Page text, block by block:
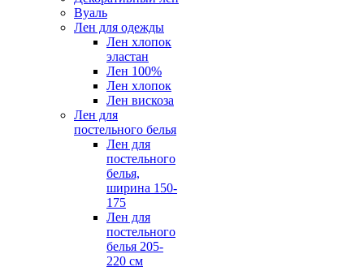
Вуаль
Лен для одежды
Лен хлопок
эластан
Лен 100%
Лен хлопок
Лен вискоза
Лен для
постельного белья
Лен для
постельного
белья,
ширина 150-
175
Лен для
постельного
белья 205-
220 см